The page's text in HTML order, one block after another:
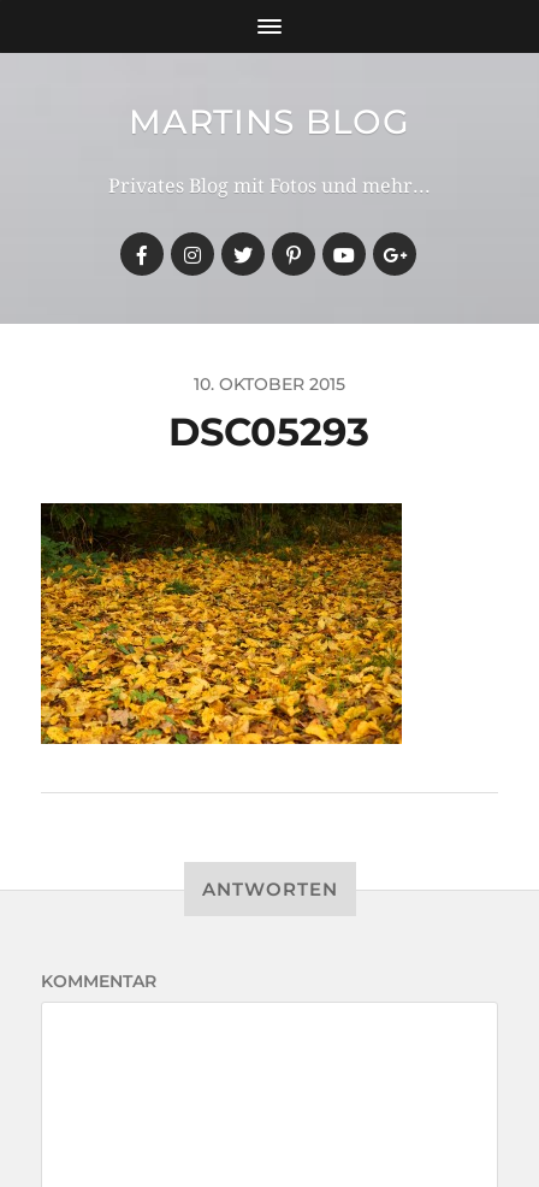
MARTINS BLOG
Privates Blog mit Fotos und mehr...
10. OKTOBER 2015
DSC05293
ANTWORTEN
KOMMENTAR